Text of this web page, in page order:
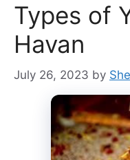
Types of
Havan
July 26, 2023 by